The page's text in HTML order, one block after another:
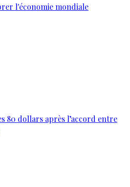
l'économie mondiale
80 dollars après l’accord entre